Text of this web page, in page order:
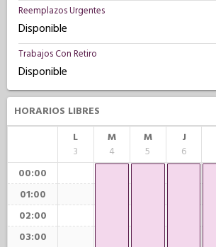
Reemplazos Urgentes
Disponible
Trabajos Con Retiro
Disponible
HORARIOS LIBRES
L
3
M
4
M
5
J
6
00:00
01:00
02:00
03:00